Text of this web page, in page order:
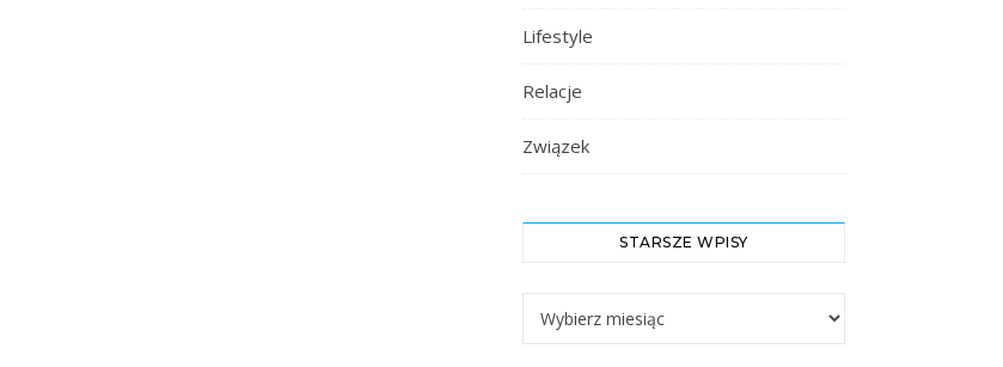
Lifestyle
Relacje
Związek
STARSZE WPISY
Starsze Wpisy